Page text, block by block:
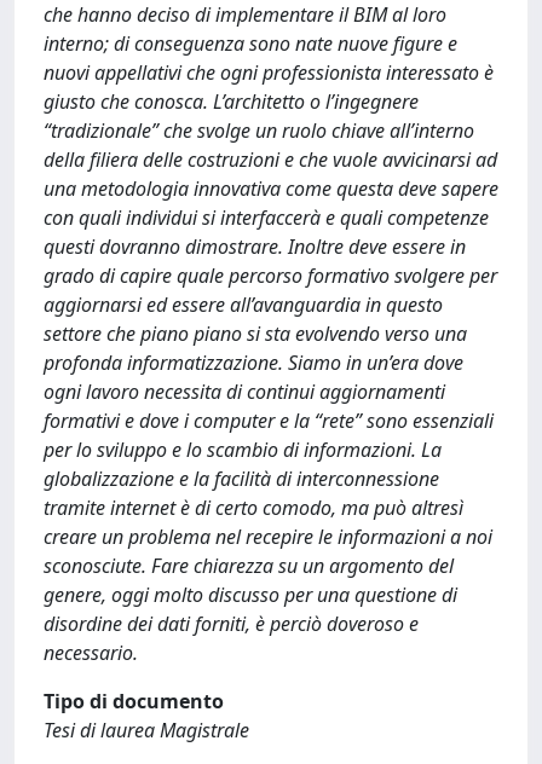
che hanno deciso di implementare il BIM al loro
interno; di conseguenza sono nate nuove figure e
nuovi appellativi che ogni professionista interessato è
giusto che conosca. L’architetto o l’ingegnere
“tradizionale” che svolge un ruolo chiave all’interno
della filiera delle costruzioni e che vuole avvicinarsi ad
una metodologia innovativa come questa deve sapere
con quali individui si interfaccerà e quali competenze
questi dovranno dimostrare. Inoltre deve essere in
grado di capire quale percorso formativo svolgere per
aggiornarsi ed essere all’avanguardia in questo
settore che piano piano si sta evolvendo verso una
profonda informatizzazione. Siamo in un’era dove
ogni lavoro necessita di continui aggiornamenti
formativi e dove i computer e la “rete” sono essenziali
per lo sviluppo e lo scambio di informazioni. La
globalizzazione e la facilità di interconnessione
tramite internet è di certo comodo, ma può altresì
creare un problema nel recepire le informazioni a noi
sconosciute. Fare chiarezza su un argomento del
genere, oggi molto discusso per una questione di
disordine dei dati forniti, è perciò doveroso e
necessario.
Tipo di documento
Tesi di laurea Magistrale